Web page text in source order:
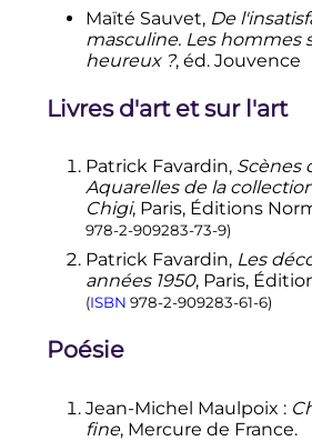
Maïté Sauvet, De
masculine. Les hommes
heureux ?, éd. Jouvence
Livres d'art et sur l'art
Patrick Favardin, Scènes
Aquarelles de la
Chigi, Paris, Éditions
978-2-909283-73-9)
Patrick Favardin, Les
années 1950, Paris,
(ISBN 978-2-909283-61-6)
Poésie
Jean-Michel Maulpoix :
fine, Mercure de France.